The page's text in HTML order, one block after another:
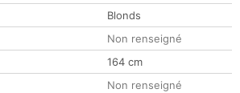
Blonds
Non renseigné
164 cm
Non renseigné